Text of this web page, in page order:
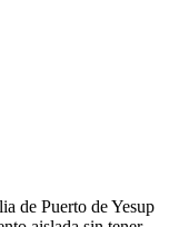
de Puerto de Yesup